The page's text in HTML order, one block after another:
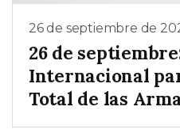
26 de septiembre de
26 de
Internacional
Total de las